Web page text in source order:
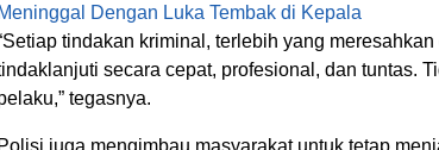
Meninggal Dengan Luka Tembak di Kepala
tindakan kriminal, terlebih yang
secara cepat, profesional, dan tuntas.
tegasnya.
Polisi juga mengimbau masyarakat untuk tetap